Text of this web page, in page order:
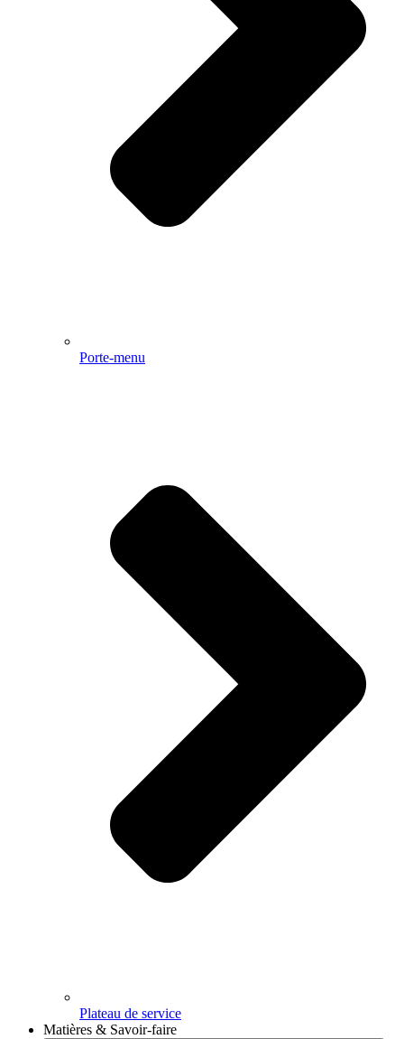
Porte-menu
Plateau de service
Matières & Savoir-faire